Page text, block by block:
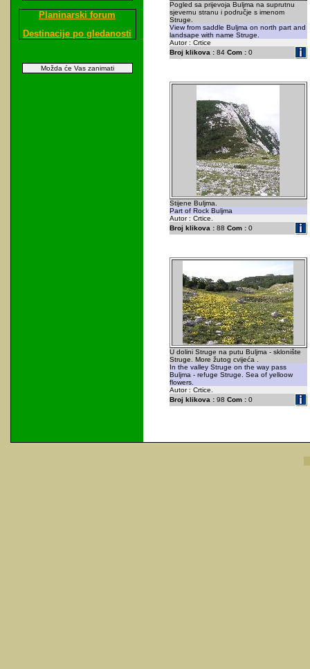
Planinarski forum
Destinacije po gledanosti
Možda će Vas zanimati
Pogled sa prijevoja Buljma na suprutnu
sjevernu stranu i područje s imenom
Struge.
View from saddle Buljma on north part and
landsape with name Struge.
Autor : Crtice
Broj klikova :84 Com :0
Stijene Buljma.
Part of Rock Buljma
Autor : Crtice.
Broj klikova :88 Com :0
U dolini Struge na putu Buljma - sklonište
Struge. More žutog cvijeća .
In the valley Struge on the way pass
Buljma - refuge Struge. Sea of yelloow
flowers.
Autor : Crtice.
Broj klikova :98 Com :0